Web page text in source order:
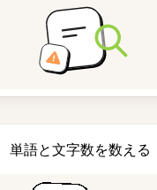
単語と文字数を数える